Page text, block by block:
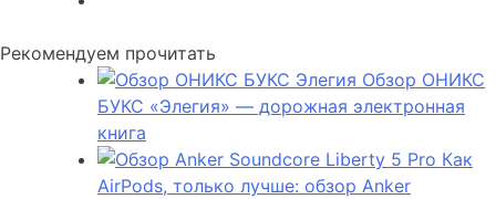
Рекомендуем прочитать
Обзор ОНИКС
БУКС «Элегия» — дорожная электронная
книга
Как
AirPods, только лучше: обзор Anker